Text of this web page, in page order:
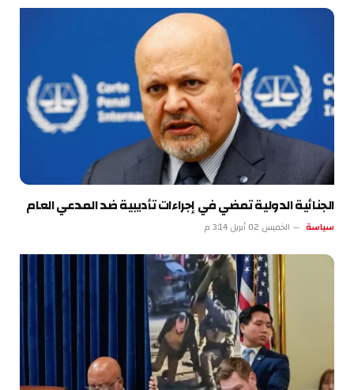
الجنائية الدولية تمضي في إجراءات تأديبية ضد المدعي العام
سياسة الخميس 02 أبريل 3:14 م